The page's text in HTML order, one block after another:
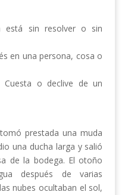
está sin resolver o sin
en una persona, cosa o
Cuesta o declive de un
prestada una muda
una ducha larga y salió
de la bodega. El otoño
después de varias
nubes ocultaban el sol,